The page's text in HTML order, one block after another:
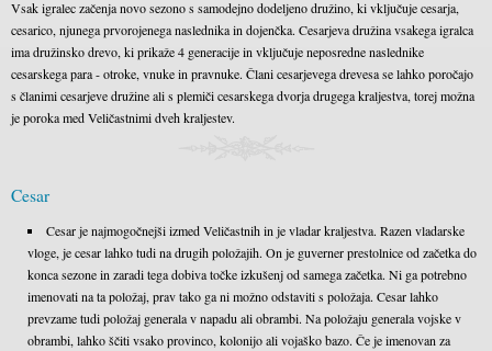
Vsak igralec začenja novo sezono s samodejno dodeljeno družino, ki vključuje cesarja,
cesarico, njunega prvorojenega naslednika in dojenčka. Cesarjeva družina vsakega igralca
ima družinsko drevo, ki prikaže 4 generacije in vključuje neposredne naslednike
cesarskega para - otroke, vnuke in pravnuke. Člani cesarjevega drevesa se lahko poročajo
s članimi cesarjeve družine ali s plemiči cesarskega dvorja drugega kraljestva, torej možna
je poroka med Veličastnimi dveh kraljestev.
Cesar
Cesar je najmogočnejši izmed Veličastnih in je vladar kraljestva. Razen vladarske
vloge, je cesar lahko tudi na drugih položajih. On je guverner prestolnice od začetka do
konca sezone in zaradi tega dobiva točke izkušenj od samega začetka. Ni ga potrebno
imenovati na ta položaj, prav tako ga ni možno odstaviti s položaja. Cesar lahko
prevzame tudi položaj generala v napadu ali obrambi. Na položaju generala vojske v
obrambi, lahko ščiti vsako provinco, kolonijo ali vojaško bazo. Če je imenovan za